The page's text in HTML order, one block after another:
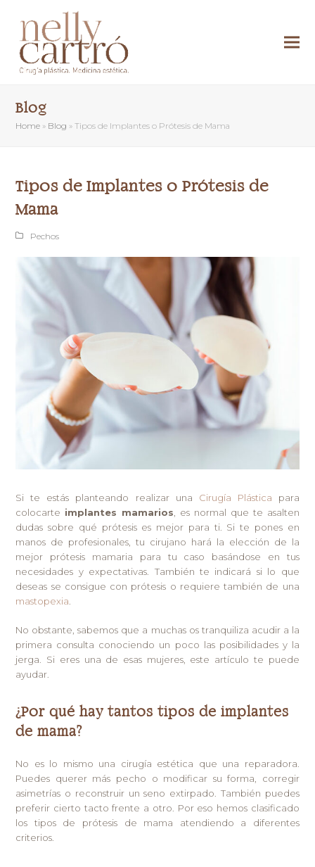
Blog
Home » Blog »Tipos de Implantes o Prótesis de Mama
Tipos de Implantes o Prótesis de
Mama
Pechos
Si te estás planteando realizar una Cirugía Plástica para
colocarte implantes mamarios , es normal que te asalten
dudas sobre qué prótesis es mejor para ti. Si te pones en
manos de profesionales, tu cirujano hará la elección de la
mejor prótesis mamaria para tu caso basándose en tus
necesidades y expectativas. También te indicará si lo que
deseas se consigue con prótesis o requiere también de una
mastopexia
No obstante, sabemos que a muchas os tranquiliza acudir a la
primera consulta conociendo un poco las posibilidades y la
jerga. Si eres una de esas mujeres, este artículo te puede
ayudar.
¿Por qué hay tantos tipos de implantes
de mama?
No es lo mismo una cirugía estética que una reparadora.
Puedes querer más pecho o modificar su forma, corregir
asimetrías o reconstruir un seno extirpado. También puedes
preferir cierto tacto frente a otro. Por eso hemos clasificado
los tipos de prótesis de mama atendiendo a diferentes
criterios.